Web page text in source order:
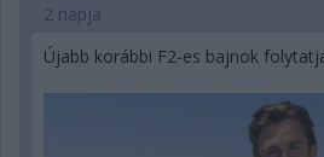
2 napja
Újabb korábbi F2-es bajnok